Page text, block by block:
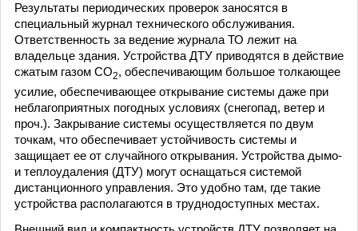
Результаты периодических проверок заносятся в
специальный журнал технического обслуживания.
Ответственность за ведение журнала ТО лежит на
владельце здания. Устройства ДТУ приводятся в действие
сжатым газом СО2, обеспечивающим большое толкающее
усилие, обеспечивающее открывание системы даже при
неблагоприятных погодных условиях (снегопад, ветер и
проч.). Закрывание системы осуществляется по двум
точкам, что обеспечивает устойчивость системы и
защищает ее от случайного открывания. Устройства дымо-
и теплоудаления (ДТУ) могут оснащаться системой
дистанционного управления. Это удобно там, где такие
устройства располагаются в труднодоступных местах.